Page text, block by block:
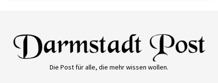
Die Post für alle, die mehr wissen wollen.